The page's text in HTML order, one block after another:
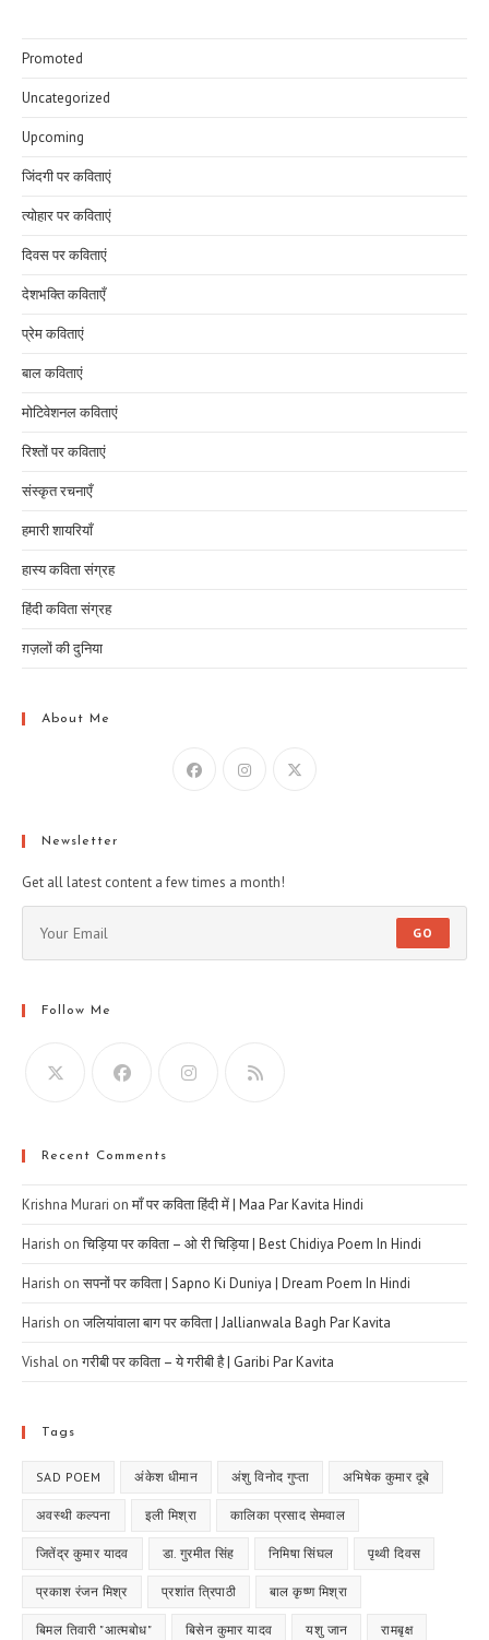
Promoted
Uncategorized
Upcoming
जिंदगी पर कविताएं
त्योहार पर कविताएं
दिवस पर कविताएं
देशभक्ति कविताएँ
प्रेम कविताएं
बाल कविताएं
मोटिवेशनल कविताएं
रिश्तों पर कविताएं
संस्कृत रचनाएँ
हमारी शायरियाँ
हास्य कविता संग्रह
हिंदी कविता संग्रह
ग़ज़लों की दुनिया
About Me
Newsletter
Get all latest content a few times a month!
GO
Follow Me
Recent Comments
Krishna Murari onमाँ पर कविता हिंदी में | Maa Par Kavita Hindi
Harish onचिड़िया पर कविता – ओ री चिड़िया | Best Chidiya Poem In Hindi
Harish onसपनों पर कविता | Sapno Ki Duniya | Dream Poem In Hindi
Harish onजलियांवाला बाग पर कविता | Jallianwala Bagh Par Kavita
Vishal onगरीबी पर कविता – ये गरीबी है | Garibi Par Kavita
Tags
SAD POEM अंकेश धीमान अंशु विनोद गुप्ता अभिषेक कुमार दूबे
अवस्थी कल्पना इली मिश्रा कालिका प्रसाद सेमवाल
जितेंद्र कुमार यादव डा. गुरमीत सिंह निमिषा सिंघल पृथ्वी दिवस
प्रकाश रंजन मिश्र प्रशांत त्रिपाठी बाल कृष्ण मिश्रा
बिमल तिवारी "आत्मबोध" बिसेन कुमार यादव यशु जान रामबृक्ष